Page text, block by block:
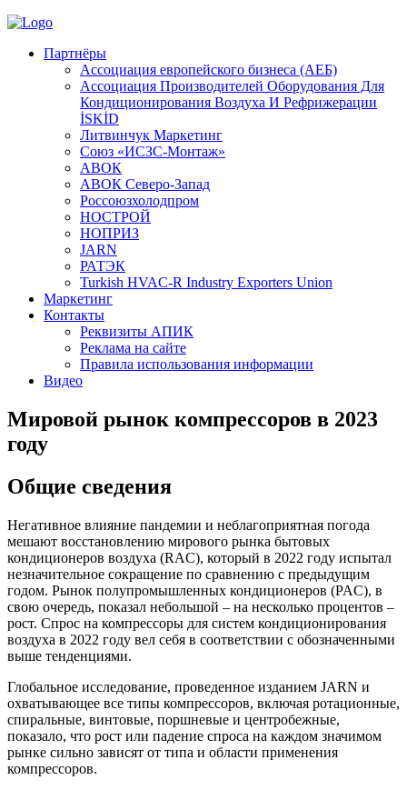
Партнёры
Ассоциация европейского бизнеса (АЕБ)
Aссоциация Производителей Оборудования Для
Кондиционирования Воздуха И Рефрижерации
İSKİD
Литвинчук Маркетинг
Союз «ИСЗС-Монтаж»
АВОК
АВОК Северо-Запад
Россоюзхолодпром
НОСТРОЙ
НОПРИЗ
JARN
РАТЭК
Turkish HVAC-R Industry Exporters Union
Маркетинг
Контакты
Реквизиты АПИК
Реклама на сайте
Правила использования информации
Видео
Мировой рынок компрессоров в 2023
году
Общие сведения
Негативное влияние пандемии и неблагоприятная погода
мешают восстановлению мирового рынка бытовых
кондиционеров воздуха (RAC), который в 2022 году испытал
незначительное сокращение по сравнению с предыдущим
годом. Рынок полупромышленных кондиционеров (PAC), в
свою очередь, показал небольшой – на несколько процентов –
рост. Спрос на компрессоры для систем кондиционирования
воздуха в 2022 году вел себя в соответствии с обозначенными
выше тенденциями.
Глобальное исследование, проведенное изданием JARN и
охватывающее все типы компрессоров, включая ротационные,
спиральные, винтовые, поршневые и центробежные,
показало, что рост или падение спроса на каждом значимом
рынке сильно зависят от типа и области применения
компрессоров.